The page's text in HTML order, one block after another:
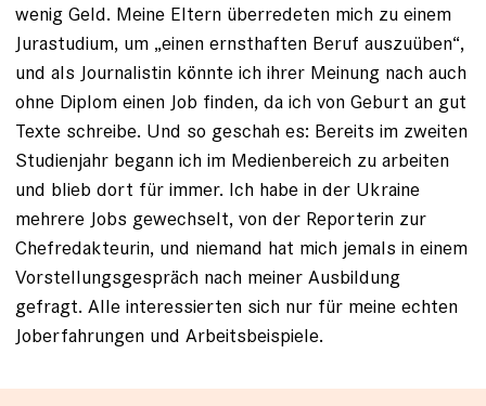
wenig Geld. Meine Eltern überredeten mich zu einem
Jurastudium, um „einen ernsthaften Beruf auszuüben“,
und als Journalistin könnte ich ihrer Meinung nach auch
ohne Diplom einen Job finden, da ich von Geburt an gut
Texte schreibe. Und so geschah es: Bereits im zweiten
Studienjahr begann ich im Medienbereich zu arbeiten
und blieb dort für immer. Ich habe in der Ukraine
mehrere Jobs gewechselt, von der Reporterin zur
Chefredakteurin, und niemand hat mich jemals in einem
Vorstellungsgespräch nach meiner Ausbildung
gefragt. Alle interessierten sich nur für meine echten
Joberfahrungen und Arbeitsbeispiele.